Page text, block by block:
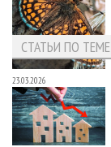
СТАТЬИ ПО ТЕМЕ
23.03.2026